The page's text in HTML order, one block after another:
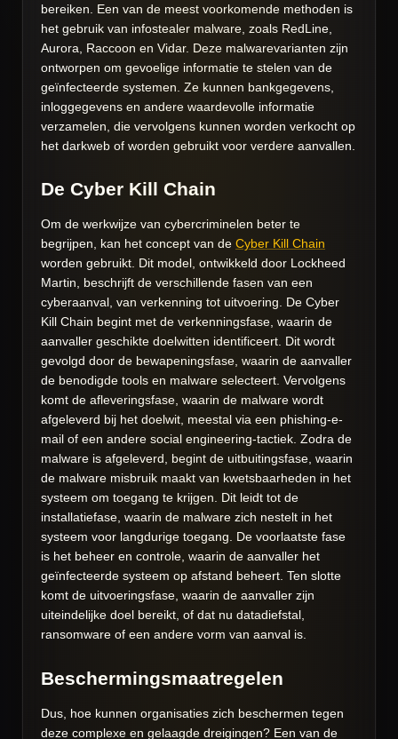
bereiken. Een van de meest voorkomende methoden is
het gebruik van infostealer malware, zoals RedLine,
Aurora, Raccoon en Vidar. Deze malwarevarianten zijn
ontworpen om gevoelige informatie te stelen van de
geïnfecteerde systemen. Ze kunnen bankgegevens,
inloggegevens en andere waardevolle informatie
verzamelen, die vervolgens kunnen worden verkocht op
het darkweb of worden gebruikt voor verdere aanvallen.
De Cyber Kill Chain
Om de werkwijze van cybercriminelen beter te
begrijpen, kan het concept van de Cyber Kill Chain
worden gebruikt. Dit model, ontwikkeld door Lockheed
Martin, beschrijft de verschillende fasen van een
cyberaanval, van verkenning tot uitvoering. De Cyber
Kill Chain begint met de verkenningsfase, waarin de
aanvaller geschikte doelwitten identificeert. Dit wordt
gevolgd door de bewapeningsfase, waarin de aanvaller
de benodigde tools en malware selecteert. Vervolgens
komt de afleveringsfase, waarin de malware wordt
afgeleverd bij het doelwit, meestal via een phishing-e-
mail of een andere social engineering-tactiek. Zodra de
malware is afgeleverd, begint de uitbuitingsfase, waarin
de malware misbruik maakt van kwetsbaarheden in het
systeem om toegang te krijgen. Dit leidt tot de
installatiefase, waarin de malware zich nestelt in het
systeem voor langdurige toegang. De voorlaatste fase
is het beheer en controle, waarin de aanvaller het
geïnfecteerde systeem op afstand beheert. Ten slotte
komt de uitvoeringsfase, waarin de aanvaller zijn
uiteindelijke doel bereikt, of dat nu datadiefstal,
ransomware of een andere vorm van aanval is.
Beschermingsmaatregelen
Dus, hoe kunnen organisaties zich beschermen tegen
deze complexe en gelaagde dreigingen? Een van de